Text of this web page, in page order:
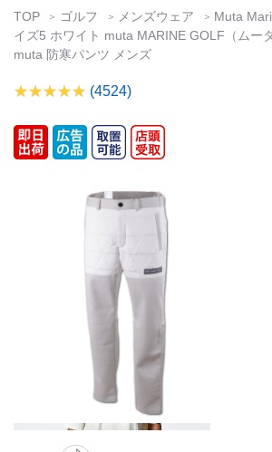
TOP ゴルフ メンズウェア
Muta
イズ5 ホワイト muta MARINE GOLF（ムー
muta 防寒パンツ メンズ
(4524)